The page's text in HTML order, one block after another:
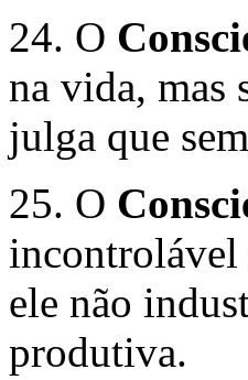
24. O
na vida, mas
julga que
25. O
incontrolável
ele não
produtiva.